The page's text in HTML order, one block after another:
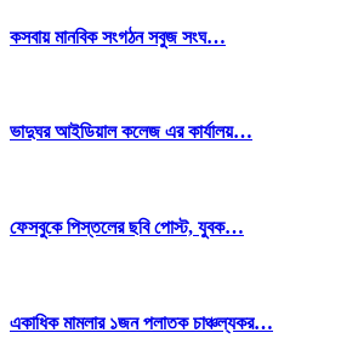
কসবায় মানবিক সংগঠন সবুজ সংঘ…
ভাদুঘর আইডিয়াল কলেজ এর কার্যালয়…
ফেসবুকে পিস্তলের ছবি পোস্ট, যুবক…
একাধিক মামলার ১জন পলাতক চাঞ্চল্যকর…